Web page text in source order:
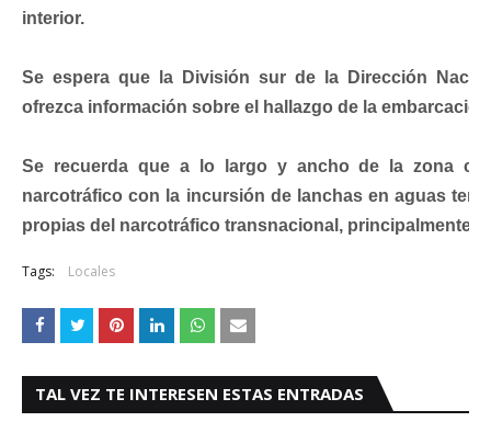
interior.
Se espera que la División sur de la Dirección
ofrezca información sobre el hallazgo de la
Se recuerda que a lo largo y ancho de la zona
narcotráfico con la incursión de lanchas en aguas
propias del narcotráfico transnacional, principalmente
Tags: Locales
TAL VEZ TE INTERESEN ESTAS ENTRADAS